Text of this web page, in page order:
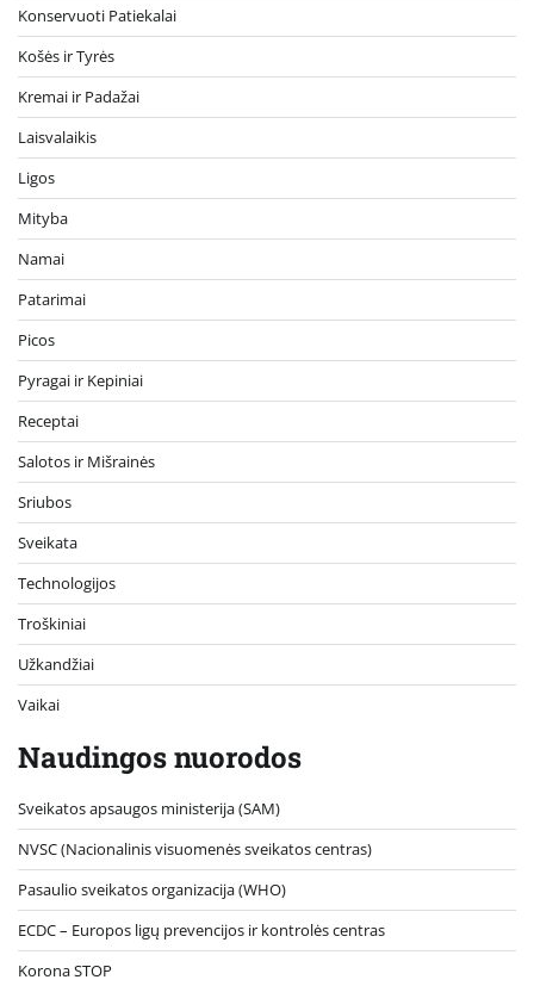
Konservuoti Patiekalai
Košės ir Tyrės
Kremai ir Padažai
Laisvalaikis
Ligos
Mityba
Namai
Patarimai
Picos
Pyragai ir Kepiniai
Receptai
Salotos ir Mišrainės
Sriubos
Sveikata
Technologijos
Troškiniai
Užkandžiai
Vaikai
Naudingos nuorodos
Sveikatos apsaugos ministerija (SAM)
NVSC (Nacionalinis visuomenės sveikatos centras)
Pasaulio sveikatos organizacija (WHO)
ECDC – Europos ligų prevencijos ir kontrolės centras
Korona STOP